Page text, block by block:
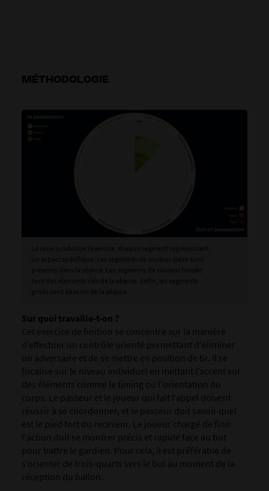
MÉTHODOLOGIE
Sur quoi travaille-t-on ?
Cet exercice de finition se concentre sur la manière
d’effectuer un contrôle orienté permettant d'éliminer
un adversaire et de se mettre en position de tir. Il se
focalise sur le niveau individuel en mettant l’accent sur
des éléments comme le timing ou l'orientation du
corps. Le passeur et le joueur qui fait l’appel doivent
réussir à se coordonner, et le passeur doit savoir quel
est le pied fort du receveur. Le joueur chargé de finir
l'action doit se montrer précis et rapide face au but
pour battre le gardien. Pour cela, il est préférable de
s’orienter de trois-quarts vers le but au moment de la
réception du ballon.